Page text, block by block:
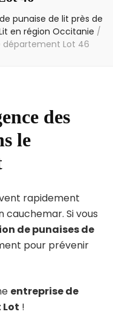
punaise de lit près de
en région Occitanie /
département Lot 46
des
le
rapidement
Si vous
de punaises de
pour prévenir
entreprise de
!